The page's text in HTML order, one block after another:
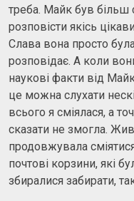
треба. Майк був більш
розповісти якісь
Слава вона просто
розповідає. А коли
наукові факти від
це можна слухати
всього я сміялася, а
сказати не змогла.
продовжувала
почтові корзини, які
збиралися забирати,